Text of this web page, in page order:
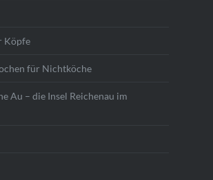
Köpfe
für Nichtköche
Au – die Insel Reichenau im